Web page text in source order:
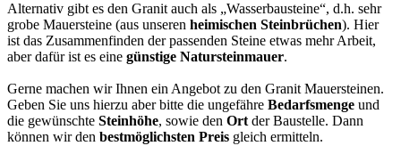
Alternativ gibt es den Granit auch als „Wasserbausteine“, d.h. sehr
grobe Mauersteine (aus unseren heimischen Steinbrüchen). Hier
ist das Zusammenfinden der passenden Steine etwas mehr Arbeit,
aber dafür ist es eine günstige Natursteinmauer.
Gerne machen wir Ihnen ein Angebot zu den Granit Mauersteinen.
Geben Sie uns hierzu aber bitte die ungefähre Bedarfsmenge und
die gewünschte Steinhöhe, sowie den Ortder Baustelle. Dann
können wir den bestmöglichsten Preis gleich ermitteln.